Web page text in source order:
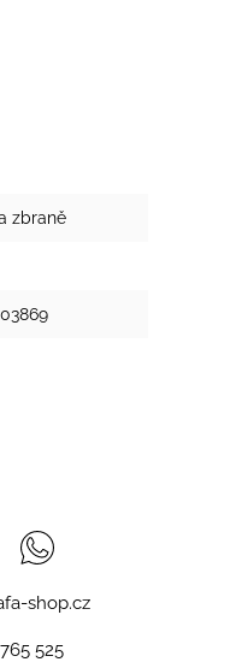
zbraně
Instagram
shop.cz
525